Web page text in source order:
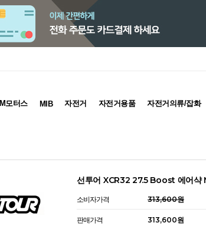
M모터스 MIB 자전거 자전거용품 자전거의류/잡화
선투어 XCR32 27.5 Boost 에어샥
소비자가격 313,600원
판매가격 313,600원